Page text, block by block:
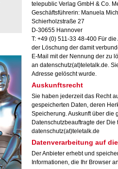
telepublic Verlag GmbH & Co.
Geschäftsführerin: Manuela
Schierholzstraße 27
D-30655 Hannover
T: +49 (0) 511-33 48-400 Für
der Löschung der damit
E-Mail mit der Nennung der zu
an datenschutz(at)teletalk.de.
Adresse gelöscht wurde.
Auskunftsrecht
Sie haben jederzeit das Recht
gespeicherten Daten, deren
Speicherung. Auskunft über die
Datenschutzbeauftragte der
datenschutz(at)teletalk.de
Datenverarbeitung auf
Der Anbieter erhebt und
Informationen, die Ihr Browser